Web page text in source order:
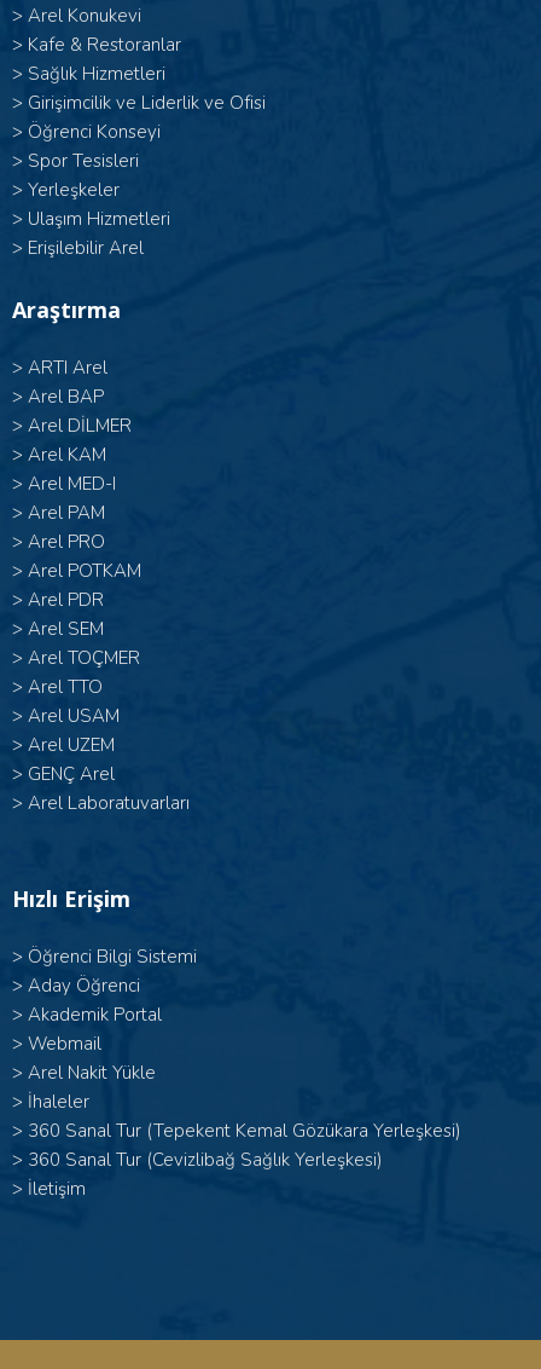
> Arel Konukevi
> Kafe & Restoranlar
> Sağlık Hizmetleri
> Girişimcilik ve Liderlik ve Ofisi
> Öğrenci Konseyi
> Spor Tesisleri
> Yerleşkeler
> Ulaşım Hizmetleri
> Erişilebilir Arel
Araştırma
> ARTI Arel
> Arel BAP
> Arel DİLMER
> Arel KAM
> Arel MED-I
> Arel PAM
> Arel PRO
> Arel POTKAM
> Arel PDR
> Arel SEM
> Arel TOÇMER
> Arel TTO
> Arel USAM
> Arel UZEM
> GENÇ Arel
> Arel Laboratuvarları
Hızlı Erişim
> Öğrenci Bilgi Sistemi
> Aday Öğrenci
> Akademik Portal
> Webmail
> Arel Nakit Yükle
> İhaleler
> 360 Sanal Tur (Tepekent Kemal Gözükara Yerleşkesi)
> 360 Sanal Tur (Cevizlibağ Sağlık Yerleşkesi)
> İletişim